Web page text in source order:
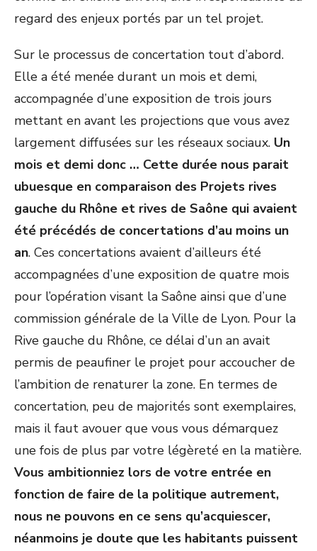
regard des enjeux portés par un tel projet.
Sur le processus de concertation tout d’abord.
Elle a été menée durant un mois et demi,
accompagnée d’une exposition de trois jours
mettant en avant les projections que vous avez
largement diffusées sur les réseaux sociaux. Un
mois et demi donc … Cette durée nous parait
ubuesque en comparaison des Projets rives
gauche du Rhône et rives de Saône qui avaient
été précédés de concertations d’au moins un
an. Ces concertations avaient d’ailleurs été
accompagnées d’une exposition de quatre mois
pour l’opération visant la Saône ainsi que d’une
commission générale de la Ville de Lyon. Pour la
Rive gauche du Rhône, ce délai d’un an avait
permis de peaufiner le projet pour accoucher de
l’ambition de renaturer la zone. En termes de
concertation, peu de majorités sont exemplaires,
mais il faut avouer que vous vous démarquez
une fois de plus par votre légèreté en la matière.
Vous ambitionniez lors de votre entrée en
fonction de faire de la politique autrement,
nous ne pouvons en ce sens qu’acquiescer,
néanmoins je doute que les habitants puissent